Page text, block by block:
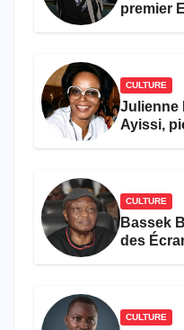
premier
CULTURE
Julienne
Ayissi,
CULTURE
Bassek
des
CULTURE